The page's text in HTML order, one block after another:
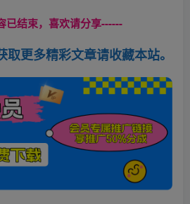
已结束，喜欢请分享------
更多精彩文章请收藏本站。